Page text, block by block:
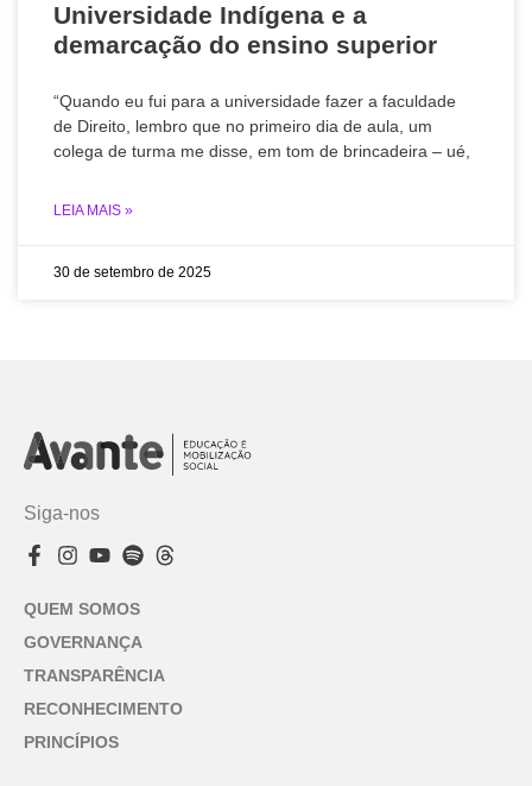
Universidade Indígena e a
demarcação do ensino superior
“Quando eu fui para a universidade fazer a faculdade
de Direito, lembro que no primeiro dia de aula, um
colega de turma me disse, em tom de brincadeira – ué,
LEIA MAIS »
30 de setembro de 2025
Siga-nos
QUEM SOMOS
GOVERNANÇA
TRANSPARÊNCIA
RECONHECIMENTO
PRINCÍPIOS